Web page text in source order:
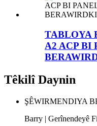
TABLOYA
A2 ACP BI
Têkilî Daynin
ŞÊWIRMENDIYA
Barry | Gerînendeyê